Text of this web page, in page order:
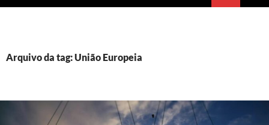
Arquivo da tag: União Europeia